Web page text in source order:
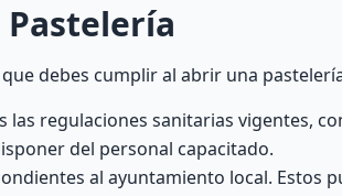
debes cumplir al abrir una
regulaciones sanitarias vigentes,
del personal capacitado.
al ayuntamiento local. Estos